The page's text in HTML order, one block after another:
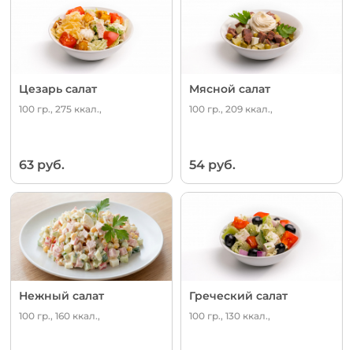
Цезарь салат
100 гр., 275 ккал.,
63 руб.
Мясной салат
100 гр., 209 ккал.,
54 руб.
Нежный салат
100 гр., 160 ккал.,
Греческий салат
100 гр., 130 ккал.,